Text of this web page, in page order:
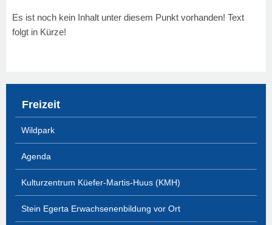
Es ist noch kein Inhalt unter diesem Punkt vorhanden! Text
folgt in Kürze!
Freizeit
Wildpark
Agenda
Kulturzentrum Küefer-Martis-Huus (KMH)
Stein Egerta Erwachsenenbildung vor Ort